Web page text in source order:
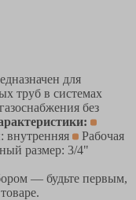
для
труб в системах
без
внутренняя
Рабочая
размер: 3/4"
— будьте первым,